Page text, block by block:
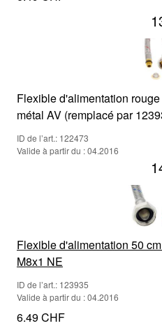
Flexible d'alimentation
métal AV (remplacé par
ID de l’art.: 122473
Valide à partir du : 04.2016
Flexible d'alimentation 50
M8x1 NE
ID de l’art.: 123935
Valide à partir du : 04.2016
6.49 CHF